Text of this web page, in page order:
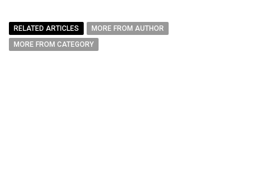
RELATED ARTICLES
MORE FROM AUTHOR
MORE FROM CATEGORY